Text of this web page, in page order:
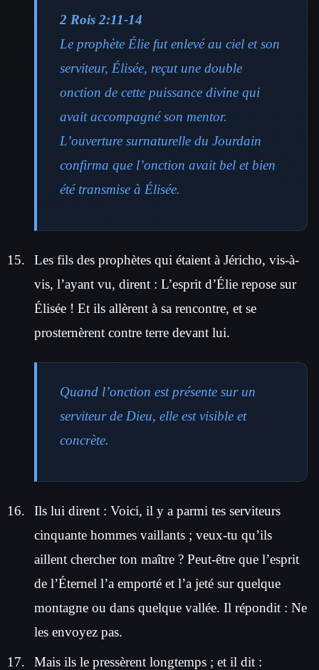
2 Rois 2:11-14
Le prophète Élie fut enlevé au ciel et son
serviteur, Élisée, reçut une double
onction de cette puissance divine qui
avait accompagné son mentor.
L’ouverture surnaturelle du Jourdain
confirma que l’onction avait bel et bien
été transmise à Élisée.
Les fils des prophètes qui étaient à Jéricho, vis-à-
vis, l’ayant vu, dirent : L’esprit d’Élie repose sur
Élisée ! Et ils allèrent à sa rencontre, et se
prosternèrent contre terre devant lui.
Quand l’onction est présente sur un
serviteur de Dieu, elle est visible et
concrète.
Ils lui dirent : Voici, il y a parmi tes serviteurs
cinquante hommes vaillants ; veux-tu qu’ils
aillent chercher ton maître ? Peut-être que l’esprit
de l’Éternel l’a emporté et l’a jeté sur quelque
montagne ou dans quelque vallée. Il répondit : Ne
les envoyez pas.
Mais ils le pressèrent longtemps ; et il dit :